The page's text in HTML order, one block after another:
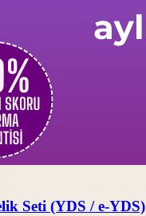
Seti (YDS / e-YDS)